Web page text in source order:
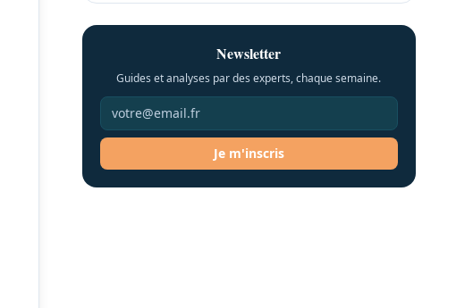
Newsletter
Guides et analyses par des experts, chaque semaine.
Je m'inscris